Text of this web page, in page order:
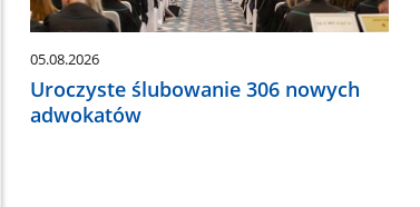
05.08.2026
Uroczyste ślubowanie 306 nowych
adwokatów